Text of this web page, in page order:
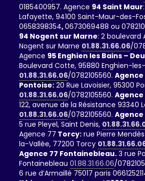
0185400957. Agence 94 Saint Maur
Lafayette, 94100 Saint-Maur-des-
0658398354,0673069488 ou
94 Nogent sur Marne: 2 boulevard
Nogent sur Marne 01.88.31.66.06/
Agence 95 Enghien les Bains –
Boulevard Cotte, 95880 Enghien-
01.88.31.66.06/0782105560. Agence
Pontoise: 20 Rue Lavoisier, 95300
01.88.31.66.06/0782105560. Agence
122, avenue de la Résistance 93340
01.88.31.66.06/0782105560. Agence
5 rue Pleyel, Saint Denis,
Agence 77 Torcy: rue Pierre
la-Vallée, 77200 Torcy
Agence 77 Fontainebleau. 3 rue
Fontainebleau 01.88.31.66.06/
6 rue d’Armaillé 75017 paris